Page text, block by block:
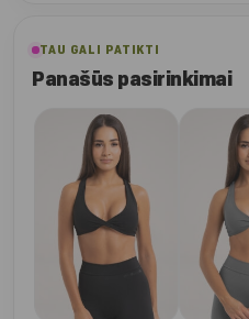
TAU GALI PATIKTI
Panašūs pasirinkimai